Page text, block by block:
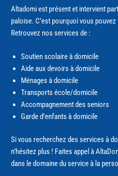
Altadomi est présent et intervient
paloise. C’est pourquoi vous
Retrouvez nos services de :
Soutien scolaire à domicile
Aide aux devoirs à domicile
Ménages à domicile
Transports école/domicile
Accompagnement des seniors
Garde d’enfants à domicile
Si vous recherchez des services à
n’hésitez plus ! Faites appel à
dans le domaine du service à la